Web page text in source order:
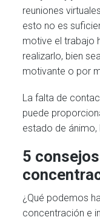
reuniones
esto no es
motive el trabajo
realizarlo, bien
motivante o por
La falta de
puede
estado de
5
¿Qué podemos
concentración e